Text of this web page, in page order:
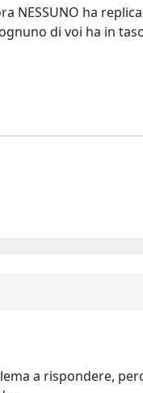
NESSUNO ha
di voi ha in
a rispondere,